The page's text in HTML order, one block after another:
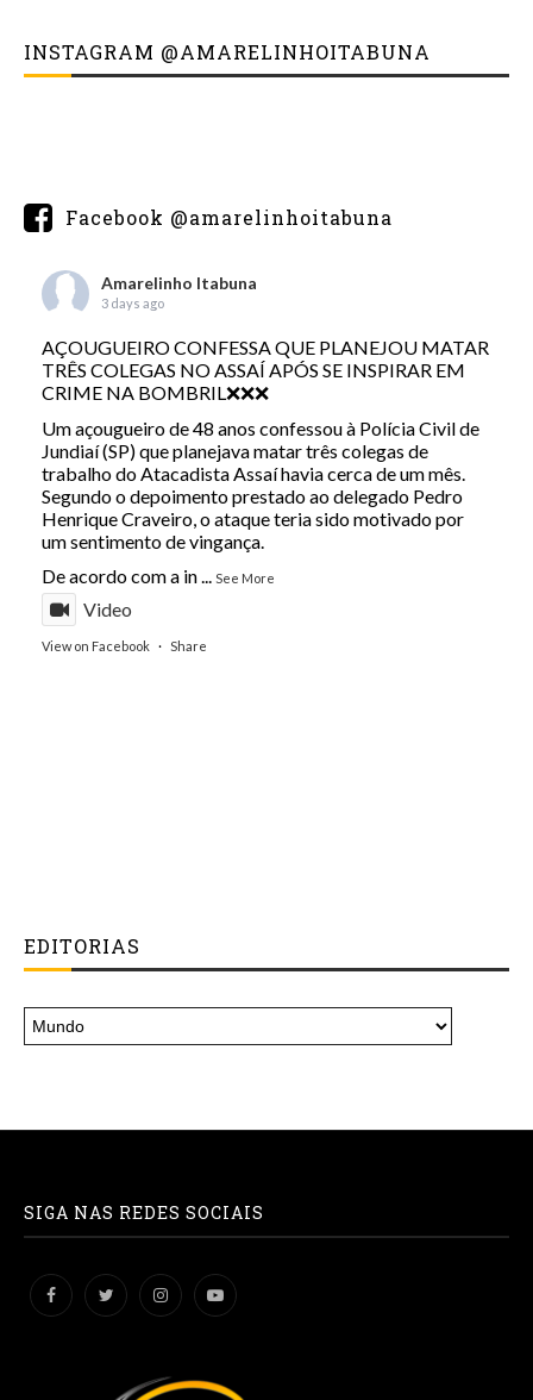
INSTAGRAM @AMARELINHOITABUNA
Facebook @amarelinhoitabuna
Amarelinho Itabuna
3 days ago
AÇOUGUEIRO CONFESSA QUE PLANEJOU MATAR
TRÊS COLEGAS NO ASSAÍ APÓS SE INSPIRAR EM
CRIME NA BOMBRIL❌❌❌
Um açougueiro de 48 anos confessou à Polícia Civil de
Jundiaí (SP) que planejava matar três colegas de
trabalho do Atacadista Assaí havia cerca de um mês.
Segundo o depoimento prestado ao delegado Pedro
Henrique Craveiro, o ataque teria sido motivado por
um sentimento de vingança.
De acordo com a in... See More
Video
View on Facebook · Share
EDITORIAS
SIGA NAS REDES SOCIAIS